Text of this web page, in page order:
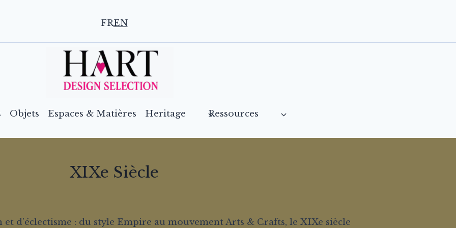
FREN
Objets Espaces & Matières Heritage Ressources
XIXe Siècle
d’éclectisme : du style Empire au mouvement Arts & Crafts, le XIXe siècle